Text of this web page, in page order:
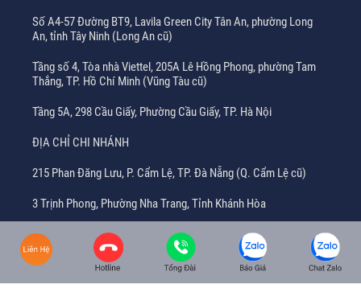
Số A4-57 Đường BT9, Lavila Green City Tân An, phường Long
An, tỉnh Tây Ninh (Long An cũ)
Tầng số 4, Tòa nhà Viettel, 205A Lê Hồng Phong, phường Tam
Thắng, TP. Hồ Chí Minh (Vũng Tàu cũ)
Tầng 5A, 298 Cầu Giấy, Phường Cầu Giấy, TP. Hà Nội
ĐỊA CHỈ CHI NHÁNH
215 Phan Đăng Lưu, P. Cẩm Lệ, TP. Đà Nẵng (Q. Cẩm Lệ cũ)
3 Trịnh Phong, Phường Nha Trang, Tỉnh Khánh Hòa